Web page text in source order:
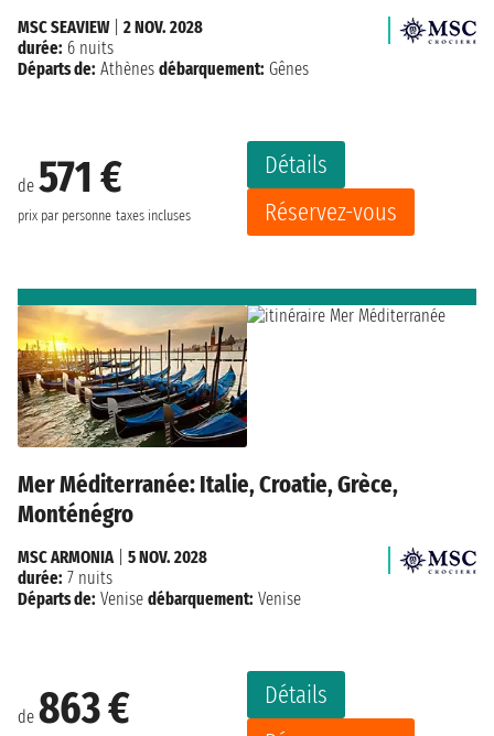
de 571 €
prix par personne taxes incluses
Détails
Réservez-vous
MSC SEAVIEW| 2 NOV. 2028
durée: 6 nuits
Départs de: Athènes débarquement: Gênes
Mer Méditerranée: Italie, Croatie, Grèce,
Monténégro
de 863 €
Détails
MSC ARMONIA| 5 NOV. 2028
durée: 7 nuits
Départs de: Venise débarquement: Venise